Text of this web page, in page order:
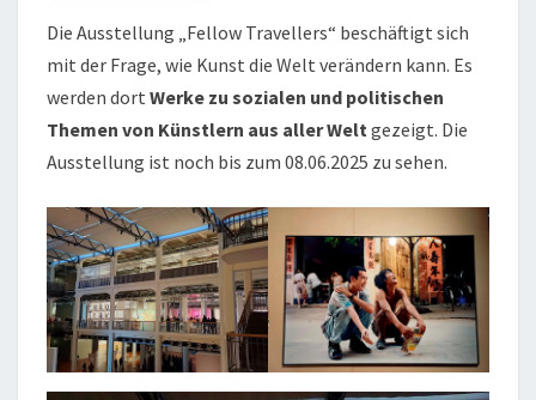
Die Ausstellung „Fellow Travellers“ beschäftigt sich
mit der Frage, wie Kunst die Welt verändern kann. Es
werden dort Werke zu sozialen und politischen
Themen von Künstlern aus aller Welt gezeigt. Die
Ausstellung ist noch bis zum 08.06.2025 zu sehen.